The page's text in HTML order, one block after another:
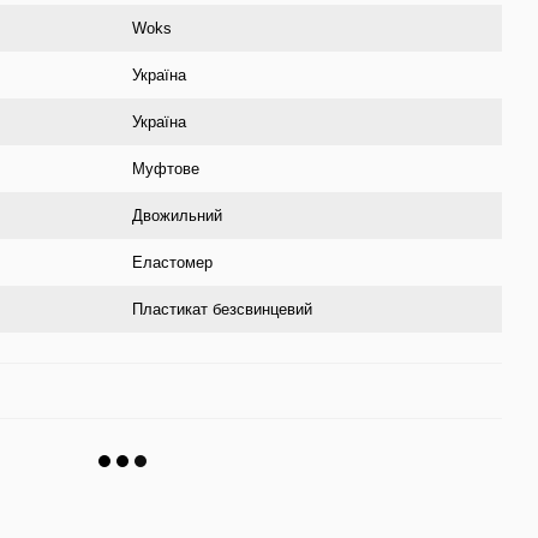
Woks
Україна
Україна
Муфтове
Двожильний
Еластомер
Пластикат безсвинцевий